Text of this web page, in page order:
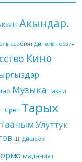
Акындар.
адабият Дүйнөлүк поэзия
Кино
Музыка Накыл
Сүрөт Тарых
тааным Улуттук
Ш. Дүйшеев
маданият